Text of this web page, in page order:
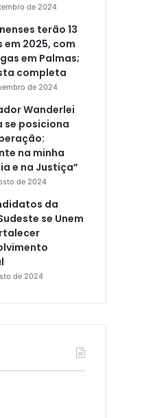
de 2024
terão 13
em 2025, com
em Palmas;
completa
de 2024
Wanderlei
se posiciona
na minha
e na Justiça”
de 2024
da
se Unem
de 2024